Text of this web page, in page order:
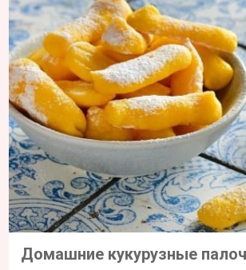
Домашние кукурузные